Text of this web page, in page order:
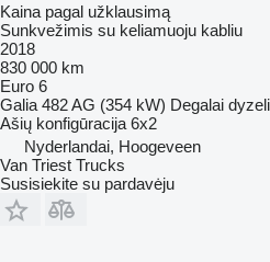
Kaina pagal užklausimą
Sunkvežimis su keliamuoju kabliu
2018
830 000 km
Euro 6
Galia 482 AG (354 kW) Degalai
Ašių konfigūracija 6x2
Nyderlandai, Hoogeveen
Van Triest Trucks
Susisiekite su pardavėju